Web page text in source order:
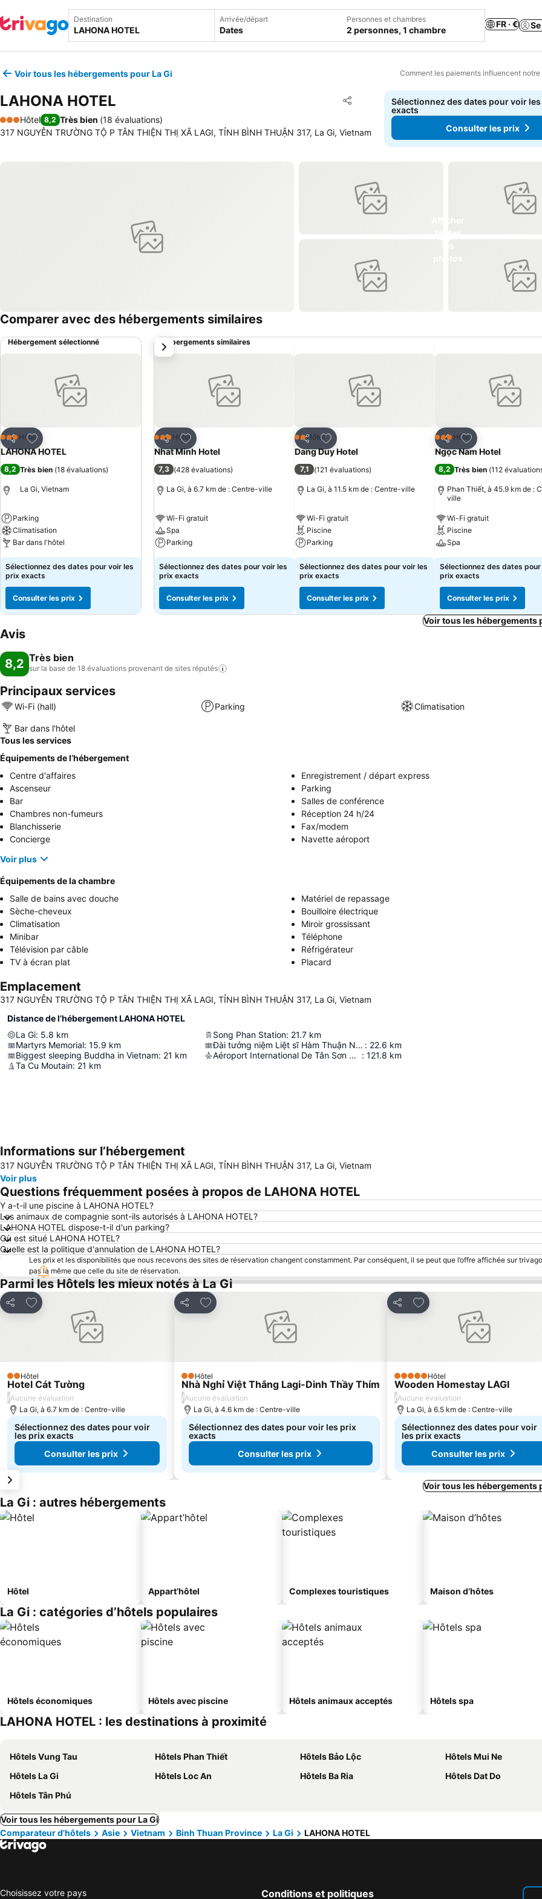
Destination Arrivée/départ
Dates
Personnes et chambres
2 personnes, 1 chambre
FR · €
Voir tous les hébergements pour La Gi Comment les paiements influencent
LAHONA HOTEL Partager
Ajouter à mes favoris
3 Étoiles
Hôtel 8,2 Très bien (18 évaluations)
317 NGUYỄN TRƯỜNG TỘ P TÂN THIỆN THỊ XÃ LAGI, TỈNH BÌNH THUẬN 317, La Gi, Vietnam
Sélectionnez des dates pour voir
exacts
Consulter les prix
Comparer avec des hébergements similaires
Hébergement sélectionné
Partager
Ajouter à mes favoris
3 ÉtoilesHôtel
LAHONA HOTEL
8,2 Très bien (18 évaluations)
La Gi, Vietnam
Parking
Climatisation
Bar dans l'hôtel
Sélectionnez des dates pour voir les
prix exacts
Consulter les prix
Hébergements similaires
Partager
Ajouter à mes favoris
3 ÉtoilesHôtel
Nhat Minh Hotel
7,3 (428 évaluations)
La Gi, à 6.7 km de : Centre-ville
Wi-Fi gratuit
Spa
Parking
Sélectionnez des dates pour voir les
prix exacts
Consulter les prix
Partager
Ajouter à mes favoris
2 Étoiles
Hôtel
Dang Duy Hotel
7,1 (121 évaluations)
La Gi, à 11.5 km de : Centre-ville
Wi-Fi gratuit
Piscine
Parking
Sélectionnez des dates pour voir les
prix exacts
Consulter les prix
Partager
Ajouter à mes
3 ÉtoilesHôtel
Ngọc Nam Hotel
8,2 Très bien (112
Phan Thiết, à 45.9 km de :
ville
Wi-Fi gratuit
Piscine
Spa
Sélectionnez des dates pour
prix exacts
Consulter les prix
suivant
Voir tous les hébergements
Avis
8,2 Très bien
sur la base de 18 évaluations provenant de sites réputés
Principaux services
Wi-Fi (hall) Parking Climatisation
Bar dans l'hôtel
Tous les services
Équipements de l’hébergement
Centre d'affaires
Enregistrement / départ express
Ascenseur
Parking
Bar
Salles de conférence
Chambres non-fumeurs
Réception 24 h/24
Blanchisserie
Fax/modem
Concierge
Navette aéroport
Voir plus
Équipements de la chambre
Salle de bains avec douche
Matériel de repassage
Sèche-cheveux
Bouilloire électrique
Climatisation
Miroir grossissant
Minibar
Téléphone
Télévision par câble
Réfrigérateur
TV à écran plat
Placard
Emplacement
317 NGUYỄN TRƯỜNG TỘ P TÂN THIỆN THỊ XÃ LAGI, TỈNH BÌNH THUẬN 317, La Gi, Vietnam
Distance de l’hébergement LAHONA HOTEL
La Gi: 5.8 km
Martyrs Memorial: 15.9 km
Biggest sleeping Buddha in Vietnam: 21 km
Ta Cu Moutain: 21 km
Song Phan Station: 21.7 km
Đài tưởng niệm Liệt sĩ Hàm Thuận Nam : 22.6 km
Aéroport International De Tân Sơn Nhất
: 121.8 km
Informations sur l’hébergement
317 NGUYỄN TRƯỜNG TỘ P TÂN THIỆN THỊ XÃ LAGI, TỈNH BÌNH THUẬN 317, La Gi, Vietnam
Voir plus
Questions fréquemment posées à propos de LAHONA HOTEL
Y a-t-il une piscine à LAHONA HOTEL?
Les animaux de compagnie sont-ils autorisés à LAHONA HOTEL?
LAHONA HOTEL dispose-t-il d'un parking?
Où est situé LAHONA HOTEL?
Quelle est la politique d'annulation de LAHONA HOTEL?
Les prix et les disponibilités que nous recevons des sites de réservation changent constamment. Par conséquent, il se peut que l’offre affichée sur
pas la même que celle du site de réservation.
Parmi les Hôtels les mieux notés à La Gi
Partager
Ajouter à mes favoris
2 Étoiles
Hôtel
Hotel Cát Tường
/Aucune évaluation
La Gi, à 6.7 km de : Centre-ville
Sélectionnez des dates pour voir
les prix exacts
Consulter les prix
Partager
Ajouter à mes favoris
2 Étoiles
Hôtel
Nhà Nghỉ Việt Thắng Lagi-Dinh Thầy Thím
/Aucune évaluation
La Gi, à 4.6 km de : Centre-ville
Sélectionnez des dates pour voir les prix
exacts
Consulter les prix
Partager
Ajouter à mes favoris
5 ÉtoilesHôtel
Wooden Homestay LAGI
/Aucune évaluation
La Gi, à 6.5 km de : Centre-ville
Sélectionnez des dates pour voir
les prix exacts
Consulter les prix
Voir tous les hébergements
La Gi : autres hébergements
Hôtel Appart’hôtel Complexes touristiques Maison d’hôtes
La Gi : catégories d’hôtels populaires
Hôtels économiques Hôtels avec piscine Hôtels animaux acceptés Hôtels spa
LAHONA HOTEL : les destinations à proximité
Hôtels Vung Tau Hôtels Phan Thiết Hôtels Bảo Lộc
Hôtels Mui Ne
Hôtels La Gi
Hôtels Loc An Hôtels Ba Ria
Hôtels Dat Do
Hôtels Tân Phú
Voir tous les hébergements pour La Gi
Comparateur d'hôtels
Asie Vietnam Binh Thuan Province La Gi LAHONA HOTEL
Choisissez votre pays Conditions et politiques